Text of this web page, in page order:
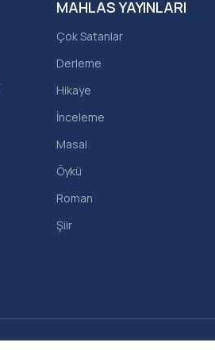
MAHLAS YAYINLARI
Çok Satanlar
Derleme
Hikaye
İnceleme
Masal
Öykü
Roman
Şiir